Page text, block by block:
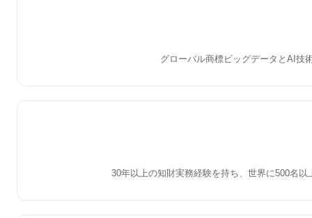
グローバル商標ビッグデータとAI
30年以上の知財実務経験を持ち、世界に500名